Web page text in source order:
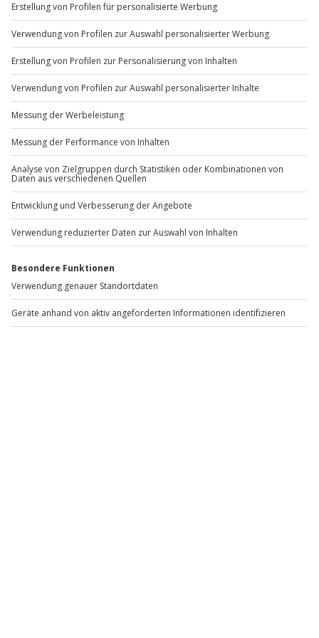
+49 89 / 60 60 89 700
Mo-Fr: 9-17 Uhr
b2b@jochen-schweizer.de
www.b2b.jochen-schweizer.de/
Artikelnummer:40981
Andere Produkte entdecken
-15% CLUB DEAL
Segway Tour durch Jois
-15% CLUB DEAL
Höhlen Exkursion Pernitz